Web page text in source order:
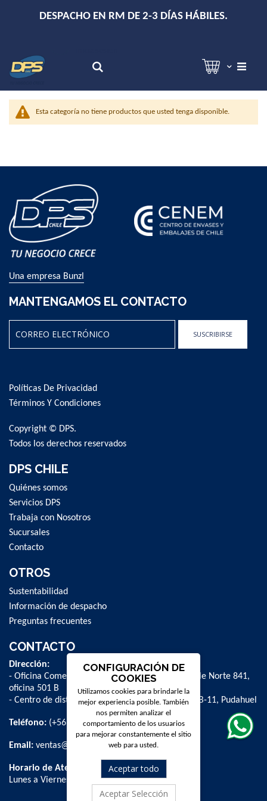
DESPACHO EN RM DE 2-3 DÍAS HÁBILES.
Esta categoría no tiene productos que usted tenga disponible.
Una empresa Bunzl
MANTENGAMOS EL CONTACTO
Our
Newsletter:
SUSCRIBIRSE
Políticas De Privacidad
Términos Y Condiciones
Copyright © DPS.
Todos los derechos reservados
DPS CHILE
Quiénes somos
Servicios DPS
Trabaja con Nosotros
Sucursales
Contacto
OTROS
Sustentabilidad
Información de despacho
Preguntas frecuentes
CONTACTO
Dirección:
- Oficina Comercial y administrativa: Avenida Valle Norte 841,
oficina 501 B
- Centro de distribución: La Farfana 500, bodega B-11, Pudahuel
Teléfono: (+56 2) 2 584 8900
Email: ventas@dpschile.cl
Horario de Atención:
Lunes a Viernes / 09:00 a 16:00 hrs
CONFIGURACIÓN DE
COOKIES
Utilizamos cookies para brindarle la
mejor experiencia posible. También
nos permiten analizar el
comportamiento de los usuarios
para mejorar constantemente el sitio
web para usted.
Aceptar todo
Aceptar Selección